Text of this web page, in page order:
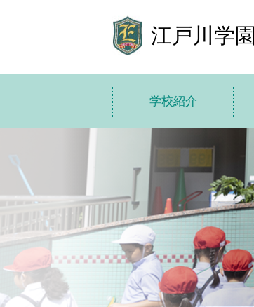
江戸川学
学校紹介
学校紹介トップ
学校長あいさつ
基本情報
施設紹介
学費